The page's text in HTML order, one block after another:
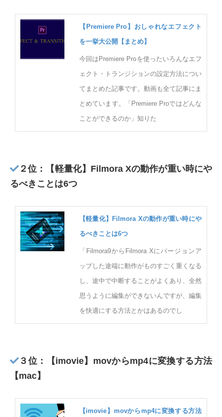
【Premiere Pro】おしゃれなエフェクト
を一挙大公開【まとめ】
今回はPremiere Proを使ったいろんなエフ
ェクト・トランジションの設定方法につい
てまとめた記事です。動画も全て記事にま
とめています。「Premiere Proではどんな
ことができるのか」知りた
２位：【軽量化】Filmora Xの動作が重い時にや
るべきことは6つ
【軽量化】Filmora Xの動作が重い時にや
るべきことは6つ
「Filmora9からFilmora Xにバージョンア
ップした途端に動作がものすごく重くなる
し、途中で中断することがよくあり、全然
思うように編集ができないんですが、編集
を快適にする方法とかはあるのでし
３位：【imovie】movからmp4に変換する方法
【mac】
【imovie】movからmp4に変換する方法